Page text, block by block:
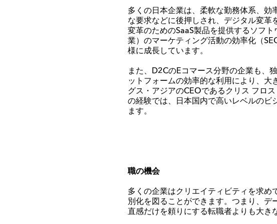
多くの日本企業は、柔軟な勤務体系、効
な要求などに後押しされ、デジタル変革
変革のためのSaaS製品を提供するソフト
業）のマーケティング活動の効率化（
様に成長しています。
また、 D2CのEコマース分野の企業も、
ットフォームの効率的な利用により、大
グス ・アジアのCEOであるクリス フロ
の経験では、日本国内で高いレベルのビ
ます。
職の機会
多くの企業はクリエイティビティを求め
別化を図ることができます。つまり、
直感だけを頼りにする転職者よりも大き